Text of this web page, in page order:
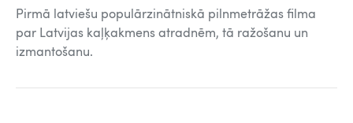
Pirmā latviešu populārzinātniskā pilnmetrāžas filma
par Latvijas kaļķakmens atradnēm, tā ražošanu un
izmantošanu.